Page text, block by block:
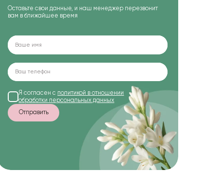
Оставьте свои данные, и наш менеджер перезвонит
вам в ближайшее время
Я согласен с политикой в отношении
обработки персональных данных
Отправить